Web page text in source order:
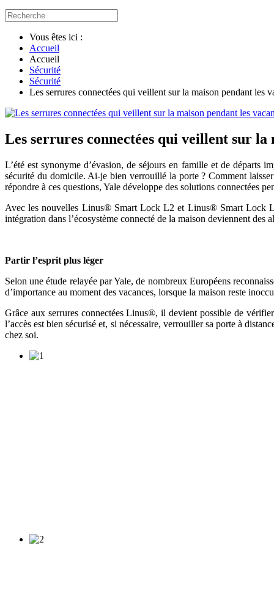
Vous êtes ici :
Accueil
Accueil
Sécurité
Sécurité
Les serrures connectées qui veillent sur la maison pendant les
Les serrures connectées qui veillent sur la
L’été est synonyme d’évasion, de séjours en famille et de départs
sécurité du domicile. Ai-je bien verrouillé la porte ? Comment
répondre à ces questions, Yale développe des solutions connectées
Avec les nouvelles Linus® Smart Lock L2 et Linus® Smart Lock
intégration dans l’écosystème connecté de la maison deviennent des
Partir l’esprit plus léger
Selon une étude relayée par Yale, de nombreux Européens
d’importance au moment des vacances, lorsque la maison reste
Grâce aux serrures connectées Linus®, il devient possible de
l’accès est bien sécurisé et, si nécessaire, verrouiller sa porte à
chez soi.